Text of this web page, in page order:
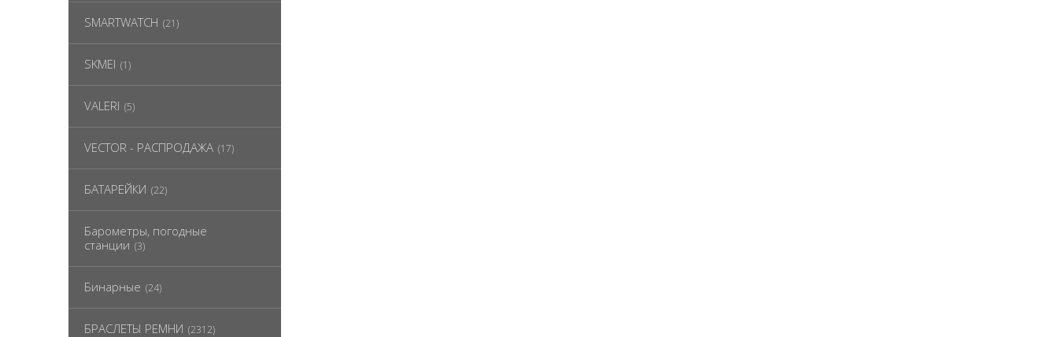
SMARTWATCH (21)
SKMEI (1)
VALERI (5)
VECTOR - РАСПРОДАЖА (17)
БАТАРЕЙКИ (22)
Барометры, погодные
станции (3)
Бинарные (24)
БРАСЛЕТЫ РЕМНИ (2312)